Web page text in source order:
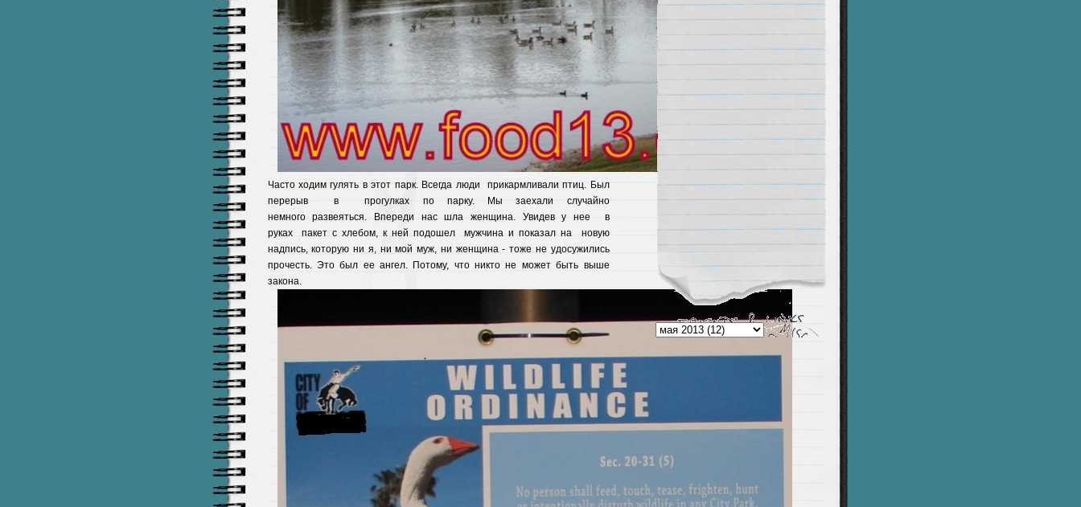
Часто ходим гулять в этот парк. Всегда люди прикармливали птиц. Был
перерыв в прогулках по парку. Мы заехали случайно
немного развеяться. Впереди нас шла женщина. Увидев у нее в
руках пакет с хлебом, к ней подошел мужчина и показал на новую
надпись, которую ни я, ни мой муж, ни женщина - тоже не удосужились
прочесть. Это был ее ангел. Потому, что никто не может быть выше
закона.